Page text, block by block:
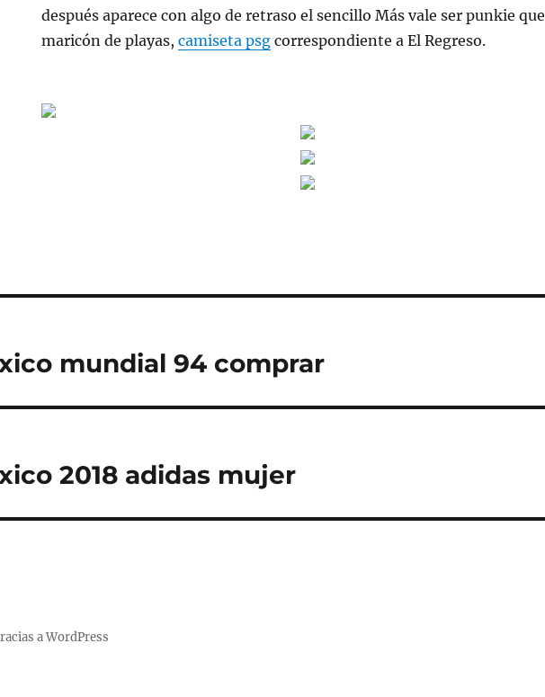
después aparece con algo de retraso el sencillo Más vale ser punkie que
maricón de playas,camiseta psg correspondiente a El Regreso.
mundial 94 comprar
2018 adidas mujer
a WordPress